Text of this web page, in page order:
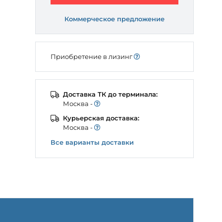
Коммерческое предложение
Приобретение в лизинг
Доставка ТК до терминала:
Моcква -
Курьерская доставка:
Моcква -
Все варианты доставки